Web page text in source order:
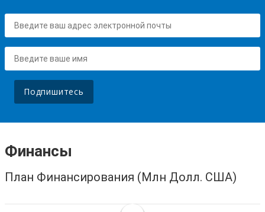
Подпишитесь
Финансы
План Финансирования (Млн Долл. США)